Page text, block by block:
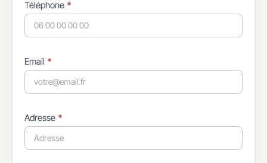
Téléphone *
Email *
Adresse *